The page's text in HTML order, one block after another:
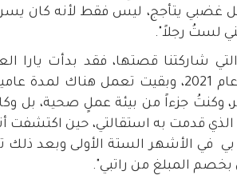
غضبي يتأجج، ليس فقط لأنه كان
لستُ رجلاً".
شاركتنا قصتها، فقد بدأت يارا
صغيرة مباشرة بعد التخرج في عام 2021، وبقيت تعمل
وكنتُ جزءاً من بيئة عملٍ صحية، بل
الذي قدمت به استقالتي، حين اكتشفت
في الأشهر الستة الأولى وبعد ذلك
بخصم المبلغ من راتبي".